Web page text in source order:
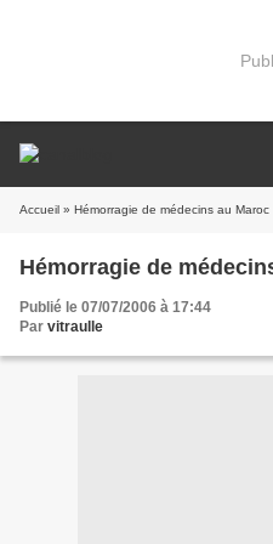
Accueil » Hémorragie de médecins au Maroc
Hémorragie de
Publié le 07/07/2006 à 17:44
Par vitraulle